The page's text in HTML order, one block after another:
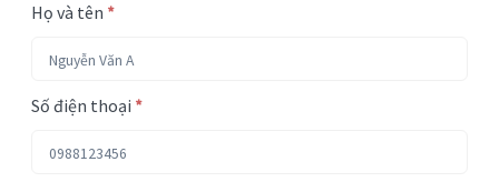
Họ và tên *
Số điện thoại *